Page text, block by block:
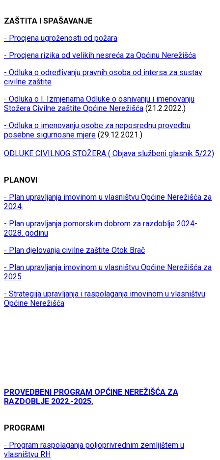
ZAŠTITA I SPAŠAVANJE
- Procjena ugroženosti od požara
- Procjena rizika od velikih nesreća za Općinu Nerežišća
- Odluka o određivanju pravnih osoba od intersa za sustav
civilne zaštite
- Odluka o I. Izmjenama Odluke o osnivanju i imenovanju
Stožera Civilne zaštite Općine Nerežišća (21.2.2022.)
- Odluka o imenovanju osobe za neposrednu provedbu
posebne sigurnosne mjere (29.12.2021.)
ODLUKE CIVILNOG STOŽERA ( Objava službeni glasnik 5/22)
PLANOVI
- Plan upravljanja imovinom u vlasništvu Općine Nerežišća za
2024.
- Plan upravljanja pomorskim dobrom za razdoblje 2024-
2028. godinu
- Plan djelovanja civilne zaštite Otok Brač
- Plan upravljanja imovinom u vlasništvu Općine Nerežišća za
2025
- Strategija upravljanja i raspolaganja imovinom u vlasništvu
Općine Nerežišća
PROVEDBENI PROGRAM OPĆINE NEREŽIŠĆA ZA
RAZDOBLJE 2022.-2025.
PROGRAMI
- Program raspolaganja poljoprivrednim zemljištem u
vlasništvu RH